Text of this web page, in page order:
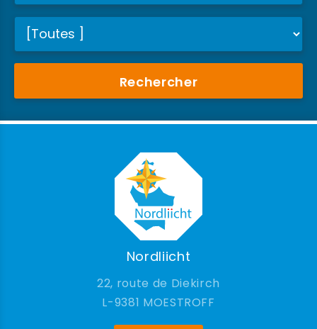
Rechercher
Nordliicht
22, route de Diekirch
9381 MOESTROFF